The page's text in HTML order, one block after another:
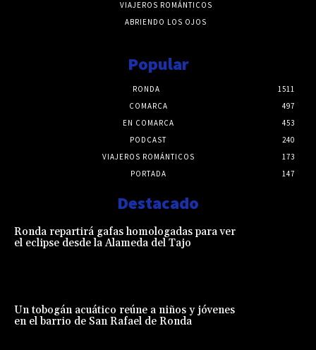
VIAJEROS ROMÁNTICOS
ABRIENDO LOS OJOS
Popular
RONDA
1511
COMARCA
497
EN COMARCA
453
PODCAST
240
VIAJEROS ROMÁNTICOS
173
PORTADA
147
Destacado
Ronda repartirá gafas homologadas para ver
el eclipse desde la Alameda del Tajo
Un tobogán acuático reúne a niños y jóvenes
en el barrio de San Rafael de Ronda